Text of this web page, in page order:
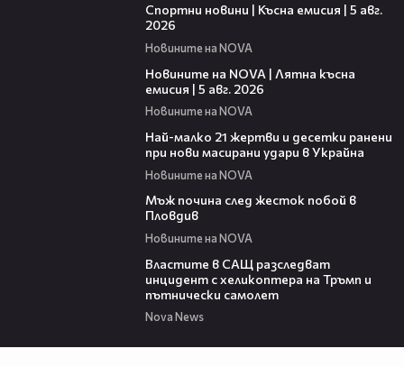
Спортни новини | Късна емисия | 5 авг.
2026
Новините на NOVA
Новините на NOVA | Лятна късна
емисия | 5 авг. 2026
Новините на NOVA
Най-малко 21 жертви и десетки ранени
при нови масирани удари в Украйна
Новините на NOVA
Мъж почина след жесток побой в
Пловдив
Новините на NOVA
Властите в САЩ разследват
инцидент с хеликоптера на Тръмп и
пътнически самолет
Nova News